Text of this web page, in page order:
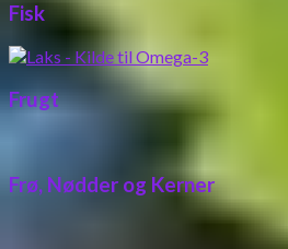
Fisk
Frugt
Frø, Nødder og Kerner